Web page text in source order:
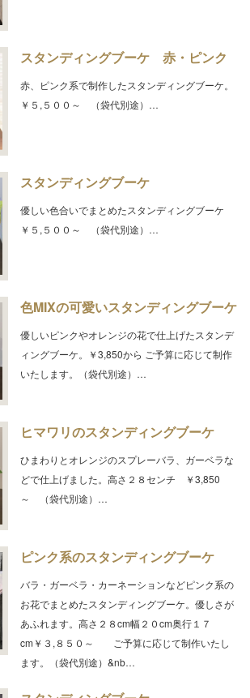
スタンディングブーケ 赤・ピンク
赤、ピンク系で制作したスタンディングブーケ。
￥５,５００～ （袋代別途）…
スタンディングブーケ
優しい色合いでまとめたスタンディングブーケ
￥５,５００～ （袋代別途）…
色MIXの可愛いスタンディングブーケ
優しいピンクやオレンジの花で仕上げたスタンデ
ィングブーケ。￥3,850から ご予算に応じて制作
いたします。（袋代別途）…
ヒマワリのスタンディングブーケ
ひまわりとオレンジのスプレーバラ、ガーベラな
どで仕上げました。高さ２８センチ ￥3,850
～ （袋代別途）…
ピンク系のスタンディングブーケ
バラ・ガーベラ・カーネーションなどピンク系の
お花でまとめたスタンディングブーケ。優しさが
あふれます。高さ２８cm幅２０cm奥行１７
cm￥３,８５０～ ご予算に応じて制作いたし
ます。（袋代別途）&nb…